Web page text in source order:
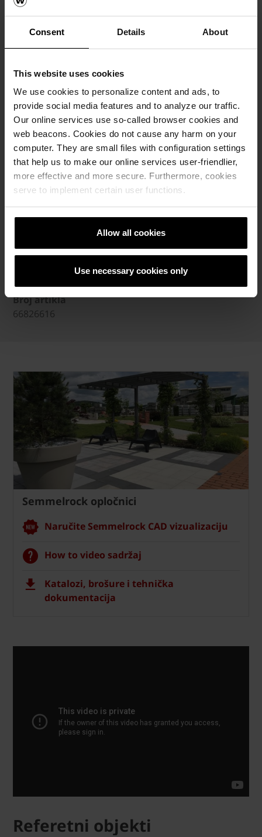
Consent Details About
This website uses cookies
We use cookies to personalize content and ads, to
provide social media features and to analyze our traffic.
Our online services use so-called browser cookies and
web beacons. Cookies do not cause any harm on your
computer. They are small files with configuration settings
that help us to make our online services user-friendlier,
more effective and more secure. Furthermore, cookies
serve to implement certain user functions.
Allow all cookies
Use necessary cookies only
Nosivost
66826614
Dimenzije (DxŠxV)
30 x 30 x 4,50 cm
Debljina
4,50 cm
Komada po m²
11,11 kom./m²
Komada po paleti
46 kom./paleti
Nosivost
Broj artikla
66826616
Semmelrock opločnici
Naručite Semmelrock CAD vizualizaciju
How to video sadržaj
Katalozi, brošure i tehnička
dokumentacija
Referetni objekti